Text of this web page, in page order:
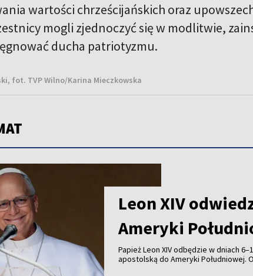
wartości chrześcijańskich oraz
mogli zjednoczyć się w modlitwie,
ducha patriotyzmu.
fot. TVP Wilno/Karina Mieczkowska
Leon XIV
Ameryki
Papież Leon XIV odbędzie w dniach
apostolską do Ameryki Południowej.